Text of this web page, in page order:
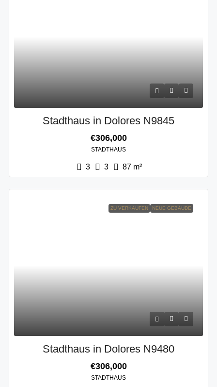
Stadthaus in Dolores N9845
€306,000
STADTHAUS
3 3 87 m²
ZU VERKAUFEN NEUE GEBÄUDE
Stadthaus in Dolores N9480
€306,000
STADTHAUS